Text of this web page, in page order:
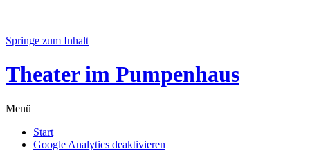
Springe zum Inhalt
Theater im Pumpenhaus
Menü
Start
Google Analytics deaktivieren